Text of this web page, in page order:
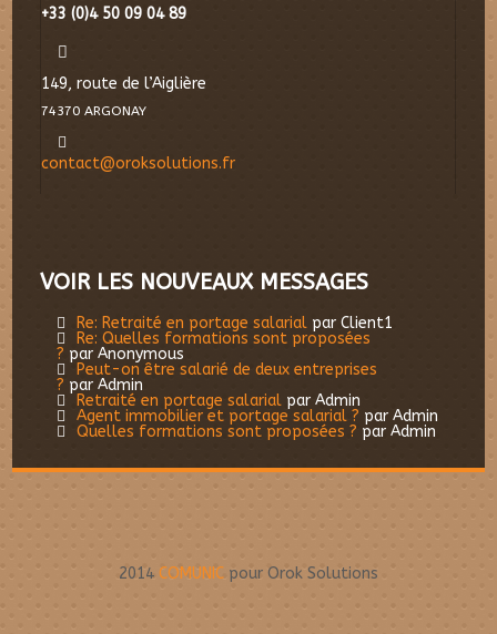
+33 (0)4 50 09 04 89
149, route de l’Aiglière
74370 ARGONAY
contact@oroksolutions.fr
VOIR LES NOUVEAUX MESSAGES
Re: Retraité en portage salarial par Client1
Re: Quelles formations sont proposées
? par Anonymous
Peut-on être salarié de deux entreprises
? par Admin
Retraité en portage salarial par Admin
Agent immobilier et portage salarial ? par Admin
Quelles formations sont proposées ? par Admin
2014 COMUNIC pour Orok Solutions